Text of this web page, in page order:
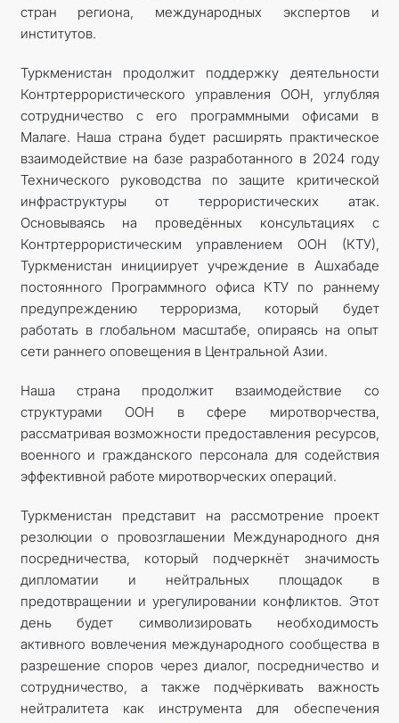
стран региона, международных экспертов и
институтов.
Туркменистан продолжит поддержку деятельности
Контртеррористического управления ООН, углубляя
сотрудничество с его программными офисами в
Малаге. Наша страна будет расширять практическое
взаимодействие на базе разработанного в 2024 году
Технического руководства по защите критической
инфраструктуры от террористических атак.
Основываясь на проведённых консультациях с
Контртеррористическим управлением ООН (КТУ),
Туркменистан инициирует учреждение в Ашхабаде
постоянного Программного офиса КТУ по раннему
предупреждению терроризма, который будет
работать в глобальном масштабе, опираясь на опыт
сети раннего оповещения в Центральной Азии.
Наша страна продолжит взаимодействие со
структурами ООН в сфере миротворчества,
рассматривая возможности предоставления ресурсов,
военного и гражданского персонала для содействия
эффективной работе миротворческих операций.
Туркменистан представит на рассмотрение проект
резолюции о провозглашении Международного дня
посредничества, который подчеркнёт значимость
дипломатии и нейтральных площадок в
предотвращении и урегулировании конфликтов. Этот
день будет символизировать необходимость
активного вовлечения международного сообщества в
разрешение споров через диалог, посредничество и
сотрудничество, а также подчёркивать важность
нейтралитета как инструмента для обеспечения